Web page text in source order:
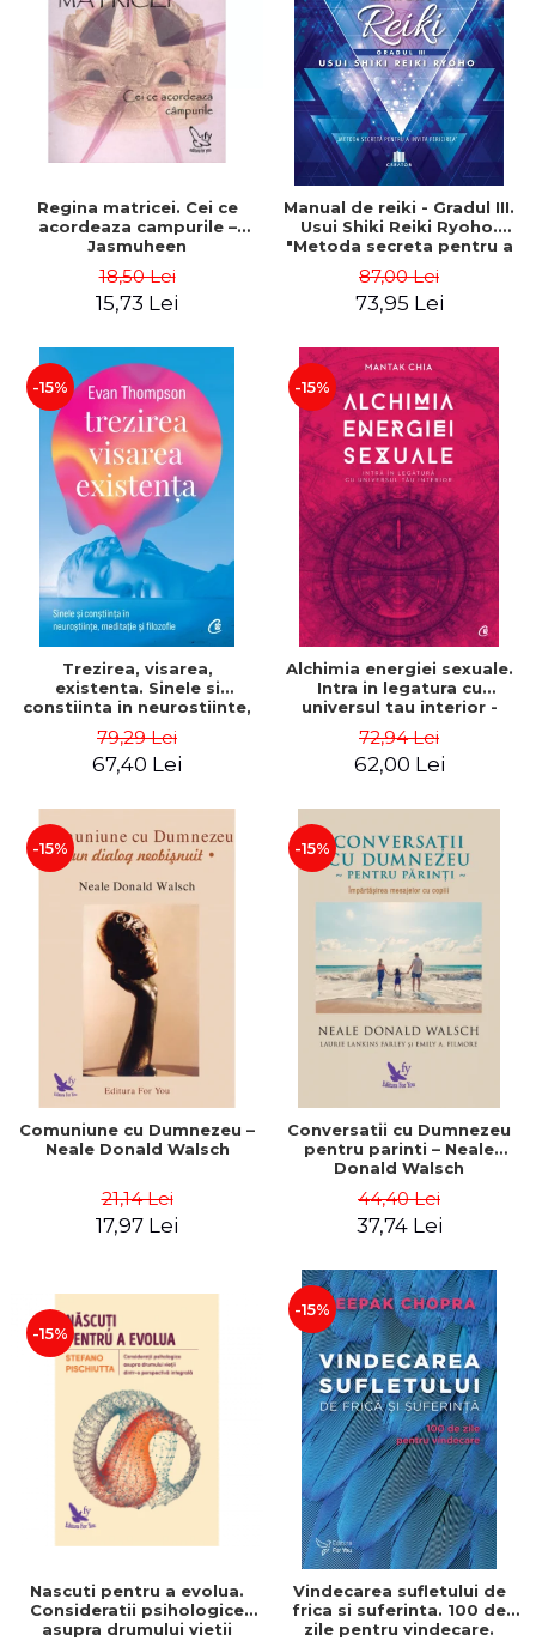
ADMINISTRATIVE
ȘTIINȚE ECONOMICE
ȘTIINȚE EXACTE
EDUCAȚIE FIZICĂ ȘI SPORT
PREUNIVERSITARIA
TIMP LIBER
ÎN CURS DE APARIȚIE
NOUTĂȚI
PACHETE DE STUDIU
PROMOȚIILE LUNII
ULTIMELE EXEMPLARE
Cum Cumpăr
Livrare
Politica de Retur
Formular de Retur
Distribuitori
Regina matricei. Cei ce
acordeaza campurile –
Jasmuheen
18,50 Lei
15,73 Lei
Manual de reiki - Gradul III.
Usui Shiki Reiki Ryoho.
"Metoda secreta pentru a
Mocanu
87,00 Lei
73,95 Lei
-15%
Trezirea, visarea,
existenta. Sinele si
constiinta in neurostiinte,
Thompson
79,29 Lei
67,40 Lei
-15%
Alchimia energiei sexuale.
Intra in legatura cu
universul tau interior -
72,94 Lei
62,00 Lei
-15%
Comuniune cu Dumnezeu –
Neale Donald Walsch
21,14 Lei
17,97 Lei
-15%
Conversatii cu Dumnezeu
pentru parinti – Neale
Donald Walsch
44,40 Lei
37,74 Lei
-15%
Nascuti pentru a evolua.
Consideratii psihologice
asupra drumului vietii
-15%
Vindecarea sufletului de
frica si suferinta. 100 de
zile pentru vindecare.